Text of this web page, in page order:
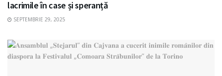
lacrimile în case și speranță
SEPTEMBRIE 29, 2025